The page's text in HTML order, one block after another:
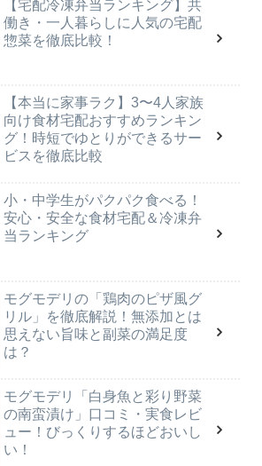
【宅配冷凍弁当ランキング】共
働き・一人暮らしに人気の宅配
惣菜を徹底比較！
【本当に家事ラク】3〜4人家族
向け食材宅配おすすめランキン
グ！時短でゆとりができるサー
ビスを徹底比較
小・中学生がパクパク食べる！
安心・安全な食材宅配＆冷凍弁
当ランキング
モグモデリの「鶏肉のピザ風グ
リル」を徹底解説！無添加とは
思えない旨味と副菜の満足度
は？
モグモデリ「白身魚と彩り野菜
の南蛮漬け」口コミ・実食レビ
ュー！びっくりするほどおいし
い！